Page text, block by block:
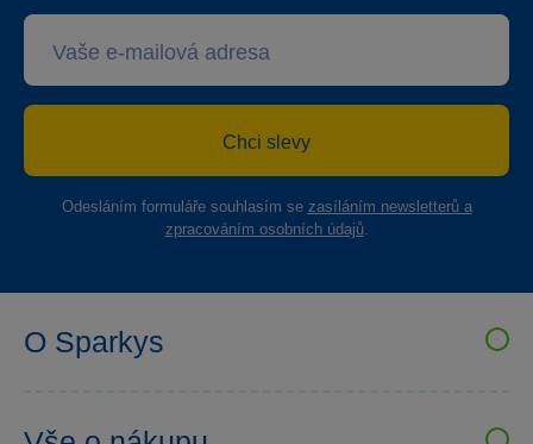
Chci slevy
Odesláním formuláře souhlasím se zasíláním newsletterů a
zpracováním osobních údajů.
O Sparkys